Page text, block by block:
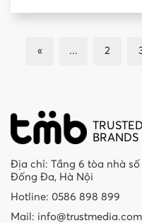
« ... 2
BRANDS
Địa chỉ: Tầng 6 tòa nhà
Đống Đa, Hà Nội
Hotline: 0586 898 899
Mail: